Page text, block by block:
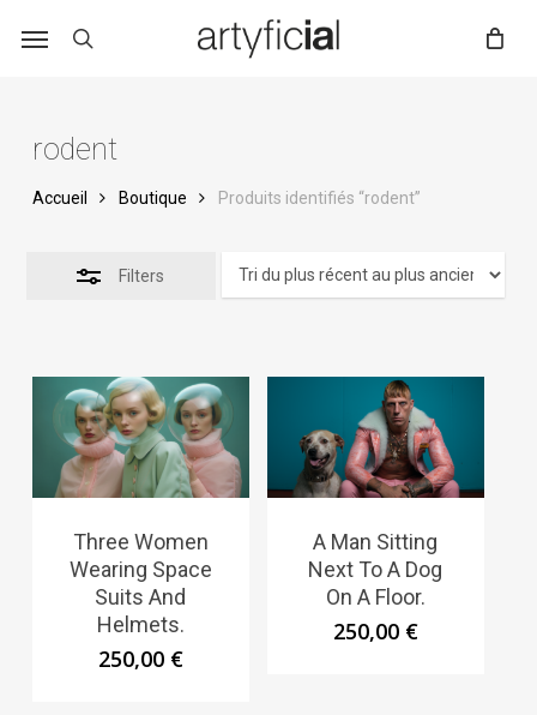
rodent
Accueil Boutique Produits identifiés “rodent”
Filters
Three Women
Wearing Space
Suits And
Helmets.
250,00 €
A Man Sitting
Next To A Dog
On A Floor.
250,00 €